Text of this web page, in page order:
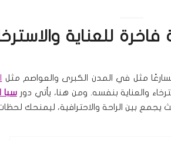
فاخرة للعناية
مثل في المدن الكبرى والعواصم مثل
والعناية بنفسه. ومن هنا، يأتي دورسبا
يجمع بين الراحة والاحترافية، ليمنحك